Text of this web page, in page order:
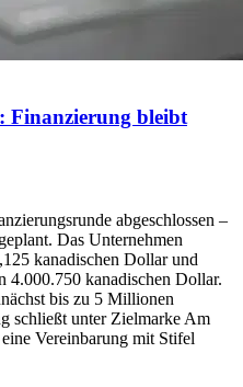
Finanzierung bleibt
abgeschlossen –
Das Unternehmen
kanadischen Dollar und
4.000.750 kanadischen Dollar.
bis zu 5 Millionen
schließt unter Zielmarke Am
Vereinbarung mit Stifel